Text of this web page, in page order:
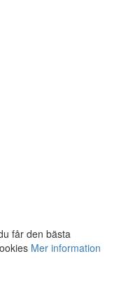
får den bästa
Mer information